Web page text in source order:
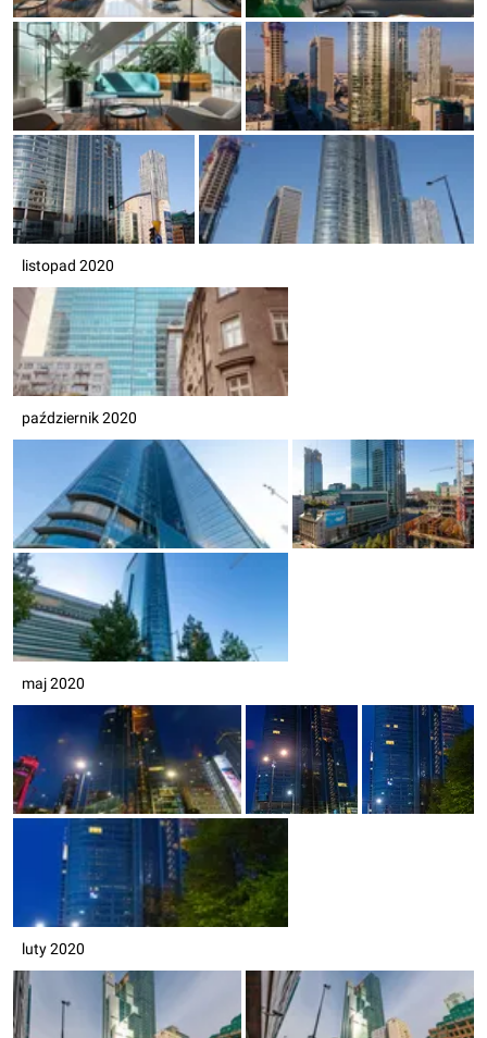
listopad 2020
październik 2020
maj 2020
luty 2020